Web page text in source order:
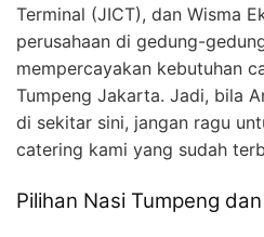
Terminal (JICT), dan Wisma
perusahaan di gedung-
mempercayakan kebutuhan
Tumpeng Jakarta. Jadi, bila
di sekitar sini, jangan ragu
catering kami yang sudah
Pilihan Nasi Tumpeng